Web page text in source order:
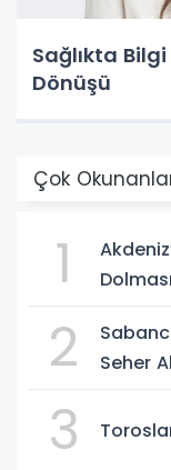
Sağlıkta
Dönüşü
Çok
1
2
Seher
3